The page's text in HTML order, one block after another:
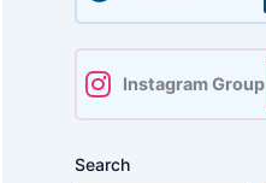
Instagram Group
Search